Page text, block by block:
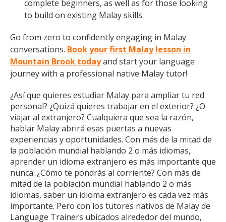
complete beginners, as well as for those looking
to build on existing Malay skills.
Go from zero to confidently engaging in Malay
conversations. Book your first Malay lesson in
Mountain Brook todayand start your language
journey with a professional native Malay tutor!
¿Así que quieres estudiar Malay para ampliar tu red
personal? ¿Quizá quieres trabajar en el exterior? ¿O
viajar al extranjero? Cualquiera que sea la razón,
hablar Malay abrirá esas puertas a nuevas
experiencias y oportunidades. Con más de la mitad de
la población mundial hablando 2 o más idiomas,
aprender un idioma extranjero es más importante que
nunca. ¿Cómo te pondrás al corriente? Con más de
mitad de la población mundial hablando 2 o más
idiomas, saber un idioma extranjero es cada vez más
importante. Pero con los tutores nativos de Malay de
Language Trainers ubicados alrededor del mundo,